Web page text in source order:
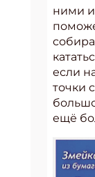
ними
если
точки
ещё